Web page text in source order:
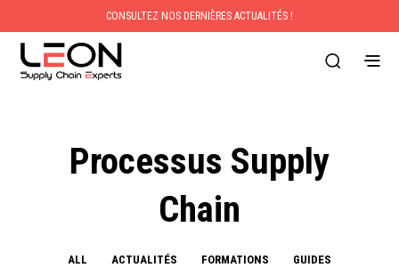
CONSULTEZ NOS DERNIÈRES ACTUALITÉS !
Processus Supply
Chain
ALL ACTUALITÉS FORMATIONS GUIDES